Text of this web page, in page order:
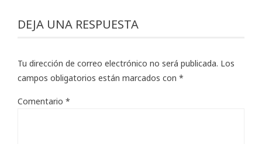
DEJA UNA RESPUESTA
Tu dirección de correo electrónico no será publicada. Los
campos obligatorios están marcados con *
Comentario *